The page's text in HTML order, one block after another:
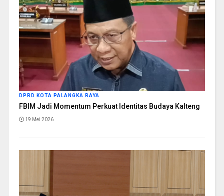
DPRD KOTA PALANGKA RAYA
FBIM Jadi Momentum Perkuat Identitas Budaya Kalteng
19 Mei 2026